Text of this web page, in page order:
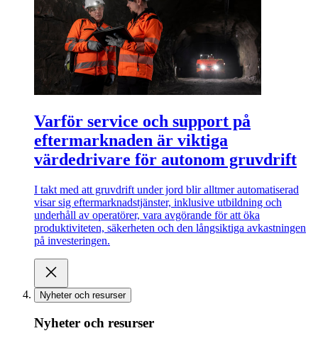
Varför service och support på
eftermarknaden är viktiga
värdedrivare för autonom gruvdrift
I takt med att gruvdrift under jord blir alltmer automatiserad
visar sig eftermarknadstjänster, inklusive utbildning och
underhåll av operatörer, vara avgörande för att öka
produktiviteten, säkerheten och den långsiktiga avkastningen
på investeringen.
Nyheter och resurser
Nyheter och resurser